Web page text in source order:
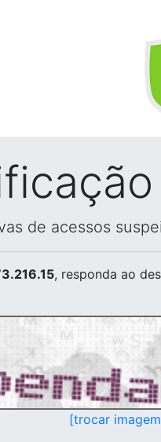
de acessos
, responda ao
[trocar